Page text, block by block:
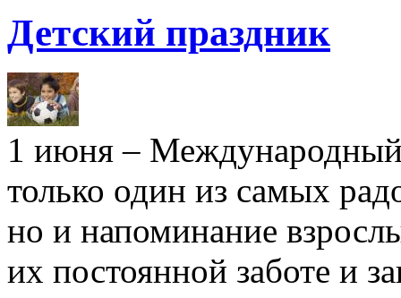
Детский праздник
1 июня –
только один из самых
но и напоминание
их постоянной заботе и